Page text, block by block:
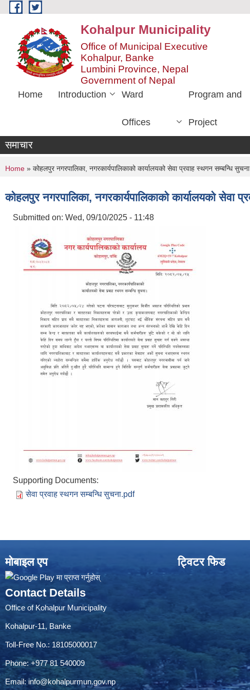
Skip to main content
Kohalpur Municipality
Office of Municipal Executive
Kohalpur, Banke
Lumbini Province, Nepal
Government of Nepal
Home Introduction Ward
Offices
Program and
Project
समाचार
You are here
Home » कोहलपुर नगरपालिका, नगरकार्यपालिकाको कार्यालयको सेवा प्रवाह स्थगन सम्बन्धि
कोहलपुर नगरपालिका, नगरकार्यपालिकाको कार्यालयको सेवा
Submitted on: Wed, 09/10/2025 - 11:48
Supporting Documents:
सेवा प्रवाह स्थगन सम्बन्धि सुचना.pdf
मोबाइल एप
Contact Details
Office of Kohalpur Municipality
Kohalpur-11, Banke
Toll-Free No.: 18105000017
Phone: +977 81 540009
Email: info@kohalpurmun.gov.np
ट्विटर फिड